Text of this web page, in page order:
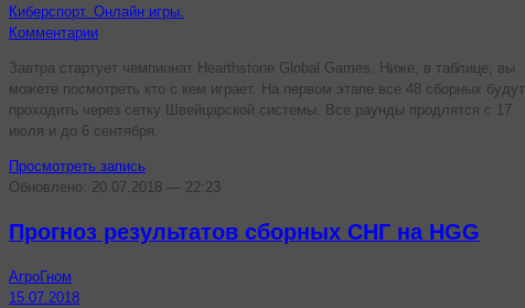
Киберспорт. Онлайн игры.
Комментарии
Завтра стартует чемпионат Hearthstone Global Games. Ниже, в таблице, вы
можете посмотреть кто с кем играет. На первом этапе все 48 сборных будут
проходить через сетку Швейцарской системы. Все раунды продлятся с 17
июля и до 6 сентября.
Просмотреть запись
Обновлено: 20.07.2018 — 22:23
Прогноз результатов сборных СНГ на HGG
АгроГном
15.07.2018